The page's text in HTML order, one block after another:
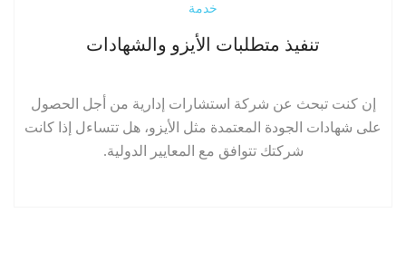
إقرأ المزيد
خدمة
تنفيذ متطلبات الأيزو والشهادات
إن كنت تبحث عن شركة استشارات إدارية من أجل الحصول
على شهادات الجودة المعتمدة مثل الأيزو، هل تتساءل إذا كانت
شركتك تتوافق مع المعايير الدولية.